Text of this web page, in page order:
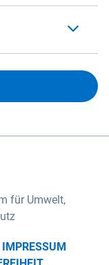
für Umwelt,
IMPRESSUM